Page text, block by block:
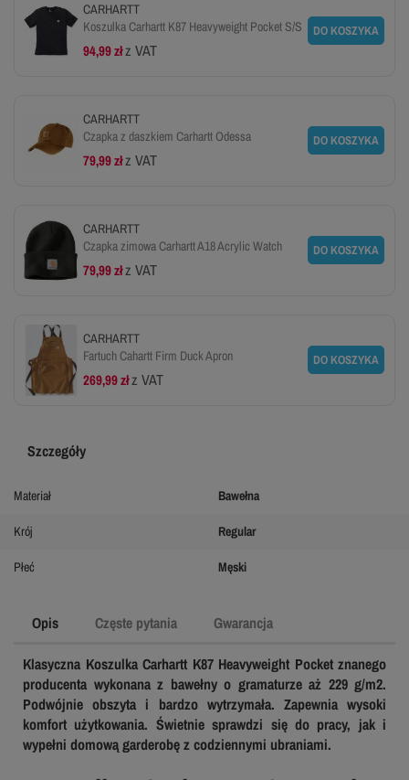
CARHARTT
Koszulka Carhartt K87 Heavyweight Pocket S/S
94,99 złz VAT
DO KOSZYKA
CARHARTT
Czapka z daszkiem Carhartt Odessa
79,99 złz VAT
DO KOSZYKA
CARHARTT
Czapka zimowa Carhartt A18 Acrylic Watch
79,99 złz VAT
DO KOSZYKA
CARHARTT
Fartuch Cahartt Firm Duck Apron
269,99 złz VAT
DO KOSZYKA
Opis Częste pytania Gwarancja
Klasyczna Koszulka Carhartt K87 Heavyweight Pocket znanego
producenta wykonana z bawełny o gramaturze aż 229 g/m2.
Podwójnie obszyta i bardzo wytrzymała. Zapewnia wysoki
komfort użytkowania. Świetnie sprawdzi się do pracy, jak i
wypełni domową garderobę z codziennymi ubraniami.
Szczegóły
Materiał Bawełna
Krój Regular
Płeć Męski